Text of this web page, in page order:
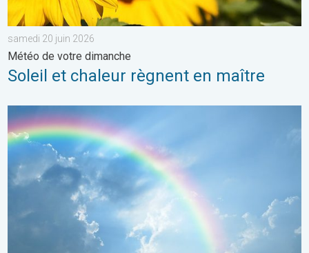
samedi 20 juin 2026
Météo de votre dimanche
Soleil et chaleur règnent en maître
Eclaircies après les orages de samedi. Météo de votre